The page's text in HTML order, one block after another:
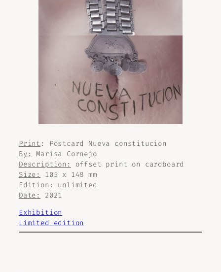
Print : Postcard Nueva constitucion
By: Marisa Cornejo
Description:
offset print on cardboard
Size:
105 x 148 mm
Edition:
unlimited
Date:
2021
Exhibition
Limited edition